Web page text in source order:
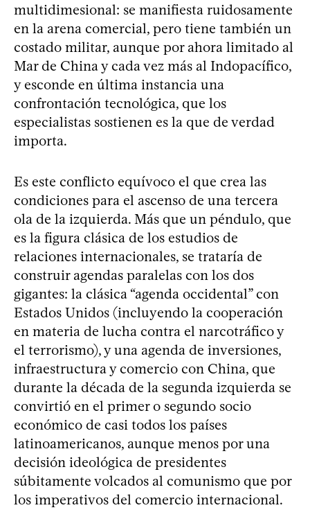
multidimesional: se manifiesta ruidosamente
en la arena comercial, pero tiene también un
costado militar, aunque por ahora limitado al
Mar de China y cada vez más al Indopacífico,
y esconde en última instancia una
confrontación tecnológica, que los
especialistas sostienen es la que de verdad
importa.
Es este conflicto equívoco el que crea las
condiciones para el ascenso de una tercera
ola de la izquierda. Más que un péndulo, que
es la figura clásica de los estudios de
relaciones internacionales, se trataría de
construir agendas paralelas con los dos
gigantes: la clásica “agenda occidental” con
Estados Unidos (incluyendo la cooperación
en materia de lucha contra el narcotráfico y
el terrorismo), y una agenda de inversiones,
infraestructura y comercio con China, que
durante la década de la segunda izquierda se
convirtió en el primer o segundo socio
económico de casi todos los países
latinoamericanos, aunque menos por una
decisión ideológica de presidentes
súbitamente volcados al comunismo que por
los imperativos del comercio internacional.